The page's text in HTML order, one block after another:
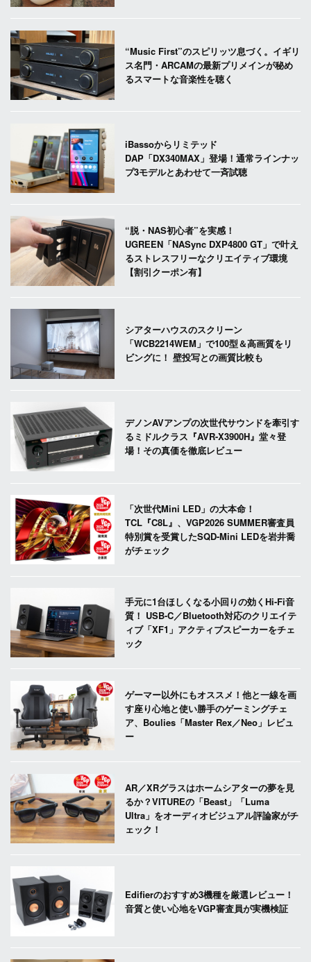
“Music First”のスピリッツ息づく。イギリ
ス名門・ARCAMの最新プリメインが秘め
るスマートな音楽性を聴く
iBassoからリミテッド
DAP「DX340MAX」登場！通常ラインナッ
プ3モデルとあわせて一斉試聴
“脱・NAS初心者”を実感！
UGREEN「NASync DXP4800 GT」で叶え
るストレスフリーなクリエイティブ環境
【割引クーポン有】
シアターハウスのスクリーン
「WCB2214WEM」で100型＆高画質をリ
ビングに！ 壁投写との画質比較も
デノンAVアンプの次世代サウンドを牽引す
るミドルクラス『AVR-X3900H』堂々登
場！その真価を徹底レビュー
「次世代Mini LED」の大本命！
TCL『C8L』、VGP2026 SUMMER審査員
特別賞を受賞したSQD-Mini LEDを岩井喬
がチェック
手元に1台ほしくなる小回りの効くHi-Fi音
質！ USB-C／Bluetooth対応のクリエイテ
ィブ「XF1」アクティブスピーカーをチェ
ック
ゲーマー以外にもオススメ！他と一線を画
す座り心地と使い勝手のゲーミングチェ
ア、Boulies「Master Rex／Neo」レビュ
ー
AR／XRグラスはホームシアターの夢を見
るか？VITUREの「Beast」「Luma
Ultra」をオーディオビジュアル評論家がチ
ェック！
Edifierのおすすめ3機種を厳選レビュー！
音質と使い心地をVGP審査員が実機検証